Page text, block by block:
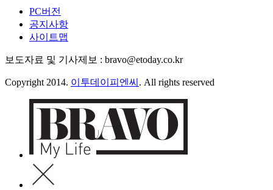
PC버전
공지사항
사이트맵
보도자료 및 기사제보 : bravo@etoday.co.kr
Copyright 2014. 이투데이피엔씨 . All rights reserved